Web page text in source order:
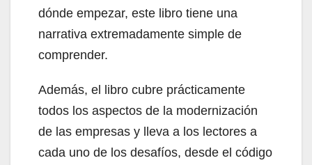
dónde empezar, este libro tiene una
narrativa extremadamente simple de
comprender.
Además, el libro cubre prácticamente
todos los aspectos de la modernización
de las empresas y lleva a los lectores a
cada uno de los desafíos, desde el código